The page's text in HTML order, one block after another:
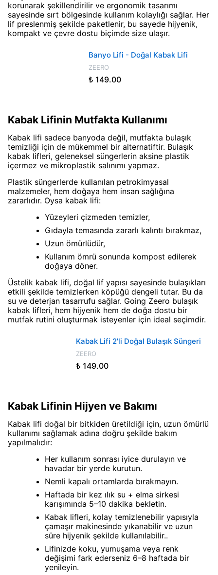
korunarak şekillendirilir ve ergonomik tasarımı
sayesinde sırt bölgesinde kullanım kolaylığı sağlar. Her
lif preslenmiş şekilde paketlenir, bu sayede hijyenik,
kompakt ve çevre dostu biçimde size ulaşır.
Banyo Lifi - Doğal Kabak Lifi
ZEERO
₺ 149.00
Kabak Lifinin Mutfakta Kullanımı
Kabak lifi sadece banyoda değil, mutfakta bulaşık
temizliği için de mükemmel bir alternatiftir. Bulaşık
kabak lifleri, geleneksel süngerlerin aksine plastik
içermez ve mikroplastik salınımı yapmaz.
Plastik süngerlerde kullanılan petrokimyasal
malzemeler, hem doğaya hem insan sağlığına
zararlıdır. Oysa kabak lifi:
Yüzeyleri çizmeden temizler,
Gıdayla temasında zararlı kalıntı bırakmaz,
Uzun ömürlüdür,
Kullanım ömrü sonunda kompost edilerek
doğaya döner.
Üstelik kabak lifi, doğal lif yapısı sayesinde bulaşıkları
etkili şekilde temizlerken köpüğü dengeli tutar. Bu da
su ve deterjan tasarrufu sağlar. Going Zeero bulaşık
kabak lifleri, hem hijyenik hem de doğa dostu bir
mutfak rutini oluşturmak isteyenler için ideal seçimdir.
Kabak Lifi 2'li Doğal Bulaşık Süngeri
ZEERO
₺ 149.00
Kabak Lifinin Hijyen ve Bakımı
Kabak lifi doğal bir bitkiden üretildiği için, uzun ömürlü
kullanımı sağlamak adına doğru şekilde bakım
yapılmalıdır:
Her kullanım sonrası iyice durulayın ve
havadar bir yerde kurutun.
Nemli kapalı ortamlarda bırakmayın.
Haftada bir kez ılık su + elma sirkesi
karışımında 5–10 dakika bekletin.
Kabak lifleri, kolay temizlenebilir yapısıyla
çamaşır makinesinde yıkanabilir ve uzun
süre hijyenik şekilde kullanılabilir..
Lifinizde koku, yumuşama veya renk
değişimi fark ederseniz 6–8 haftada bir
yenileyin.